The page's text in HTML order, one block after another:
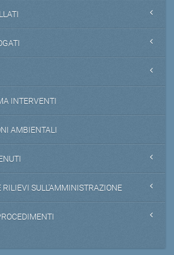
INTERVENTI
AMBIENTALI
RILIEVI SULL'AMMINISTRAZIONE